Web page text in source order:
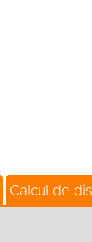
Calcul de